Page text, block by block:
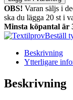
OBS! Varan säljs i
ska du lägga 20 st i
Minsta köpantal är
Beställ
Beskrivning
Ytterligare
Beskrivning